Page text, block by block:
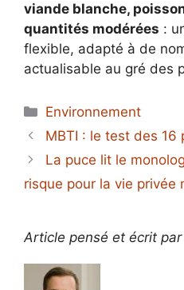
viande blanche,
quantités modérées :
flexible, adapté à de
actualisable au gré des
Catégories
Environnement
MBTI : le test des 16
La puce lit le
risque pour la vie privée
Article pensé et écrit par